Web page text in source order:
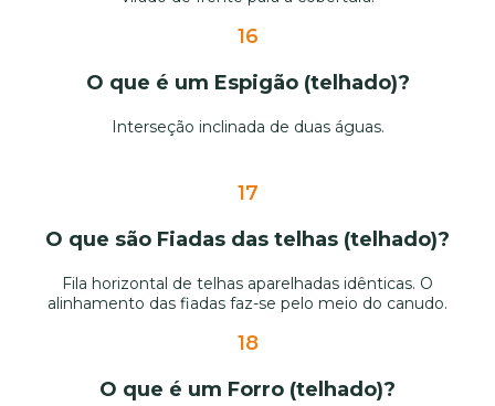
16
O que é um Espigão (telhado)?
Interseção inclinada de duas águas.
17
O que são Fiadas das telhas (telhado)?
Fila horizontal de telhas aparelhadas idênticas. O
alinhamento das fiadas faz-se pelo meio do canudo.
18
O que é um Forro (telhado)?